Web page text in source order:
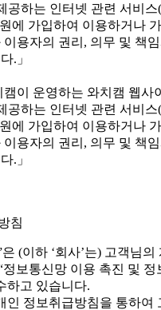
공하는 인터넷 관련 서비스
에 가입하여 이용하거나
이용자의 권리, 의무 및 책
.」
이 운영하는 와치캠 웹사
공하는 인터넷 관련 서비스
에 가입하여 이용하거나
이용자의 권리, 의무 및 책
.」
침
(이하 ‘회사’는) 고객님의
정보통신망 이용 촉진 및 정
하고 있습니다.
인 정보취급방침을 통하여